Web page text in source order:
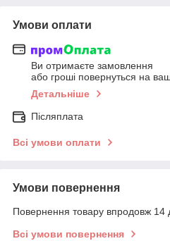
Умови оплати
Ви отримаєте замовлення
або гроші повернуться на
Детальніше
Післяплата
Всі умови оплати
Умови повернення
Повернення товару впродовж 14
Всі умови повернення